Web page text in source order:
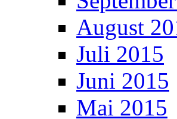
August
Juli 2015
Juni 2015
Mai 2015